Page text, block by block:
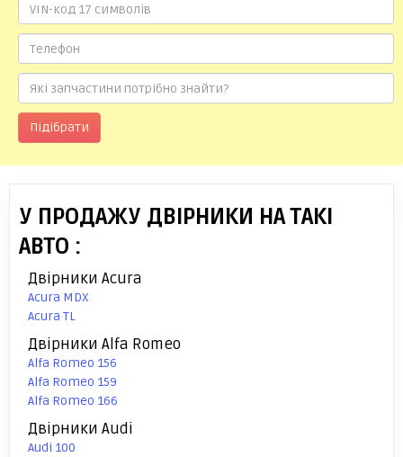
Підібрати
У ПРОДАЖУ ДВІРНИКИ НА ТАКІ
АВТО :
Двірники Acura
Acura MDX
Acura TL
Двірники Alfa Romeo
Alfa Romeo 156
Alfa Romeo 159
Alfa Romeo 166
Двірники Audi
Audi 100